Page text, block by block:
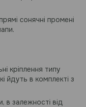
сонячні промені
кріплення типу
йдуть в комплекті з
в залежності від